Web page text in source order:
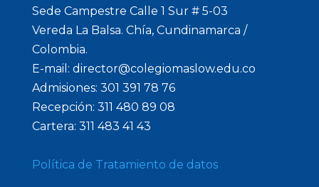
Sede Campestre Calle 1 Sur # 5-03
Vereda La Balsa. Chía, Cundinamarca /
Colombia.
E-mail: director@colegiomaslow.edu.co
Admisiones: 301 391 78 76
Recepción: 311 480 89 08
Cartera: 311 483 41 43
Política de Tratamiento de datos